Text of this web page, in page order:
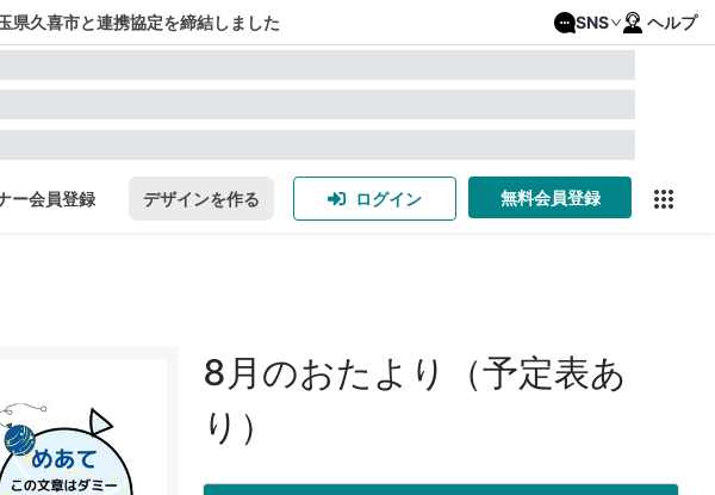
県久喜市と連携協定を締結しました SNS ヘルプ
ー会員登録 デザインを作る ログイン 無料会員登録
8月のおたより（予定表あ
り）